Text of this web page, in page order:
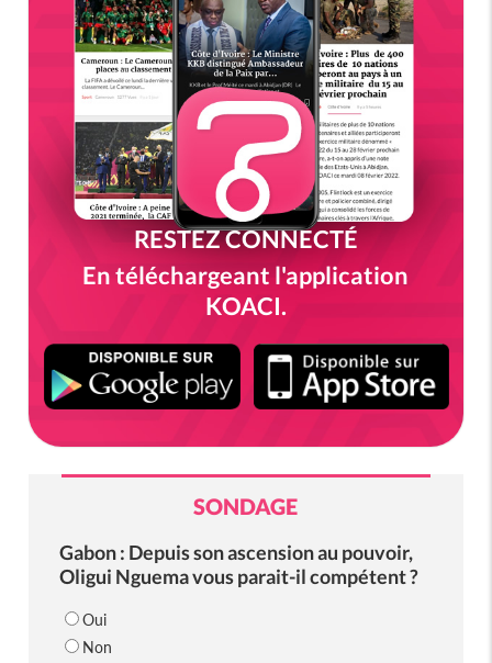
RESTEZ CONNECTÉ
En téléchargeant l'application
KOACI.
SONDAGE
Gabon : Depuis son ascension au pouvoir,
Oligui Nguema vous parait-il compétent ?
Oui
Non